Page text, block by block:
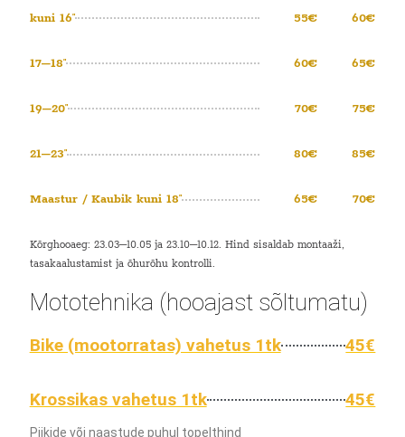
kuni 16″ 55€ 60€
17–18″ 60€ 65€
19–20″ 70€ 75€
21–23″ 80€ 85€
Maastur / Kaubik kuni 18″ 65€ 70€
Kõrghooaeg: 23.03–10.05 ja 23.10–10.12. Hind sisaldab montaaži,
tasakaalustamist ja õhurõhu kontrolli.
Mototehnika (hooajast sõltumatu)
Bike (mootorratas) vahetus 1tk 45€
Krossikas vahetus 1tk 45€
Piikide või naastude puhul topelthind